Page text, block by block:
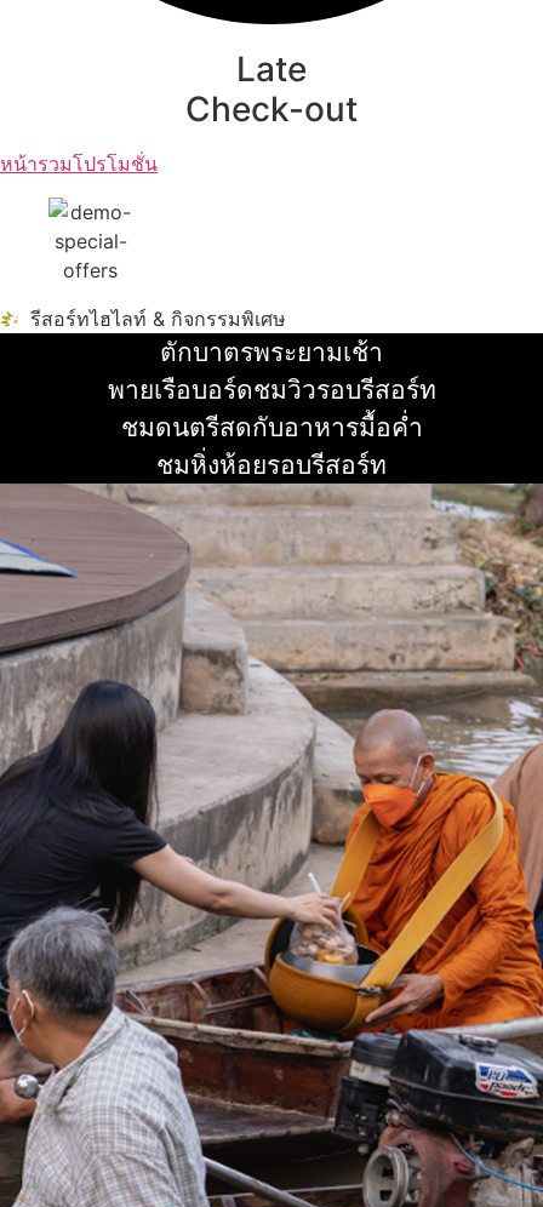
Late
Check-out
หน้ารวมโปรโมชั่น
รีสอร์ทไฮไลท์ & กิจกรรมพิเศษ
ตักบาตรพระยามเช้า
อ่านเพิ่ม
พายเรือบอร์ดชมวิวรอบรีสอร์ท
อ่านเพิ่ม
ชมดนตรีสดกับอาหารมื้อค่ำ
อ่านเพิ่ม
ชมหิ่งห้อยรอบรีสอร์ท
อ่านเพิ่ม